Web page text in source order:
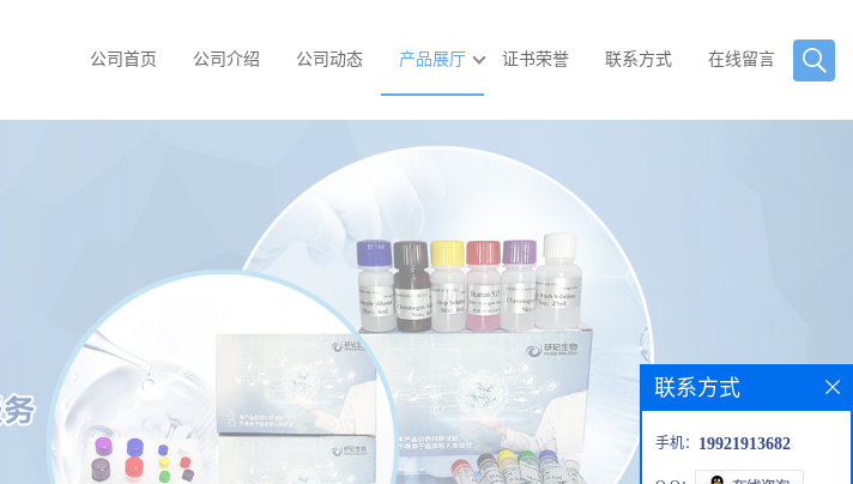
公司首页 公司介绍 公司动态 产品展厅 证书荣誉 联系方式 在线留言
联系方式
手机： 19921913682